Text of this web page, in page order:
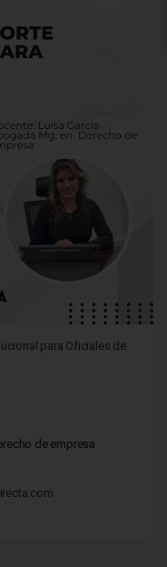
para Oficiales de
de empresa